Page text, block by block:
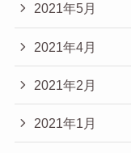
2021年5月
2021年4月
2021年2月
2021年1月